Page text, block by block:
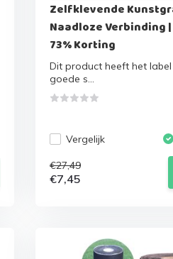
Zelfklevende
Naadloze Verbinding |
73% Korting
Dit product heeft het
goede s...
Vergelijk
€27,49
€7,45